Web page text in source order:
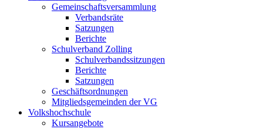
Gemeinschaftsversammlung
Verbandsräte
Satzungen
Berichte
Schulverband Zolling
Schulverbandssitzungen
Berichte
Satzungen
Geschäftsordnungen
Mitgliedsgemeinden der VG
Volkshochschule
Kursangebote